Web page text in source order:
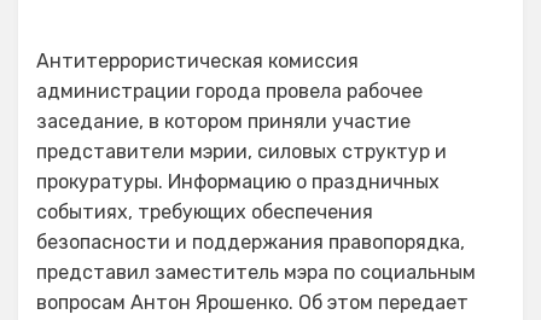
Антитеррористическая комиссия
администрации города провела рабочее
заседание, в котором приняли участие
представители мэрии, силовых структур и
прокуратуры. Информацию о праздничных
событиях, требующих обеспечения
безопасности и поддержания правопорядка,
представил заместитель мэра по социальным
вопросам Антон Ярошенко. Об этом передает